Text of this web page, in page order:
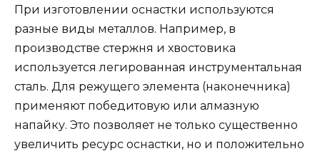
При изготовлении оснастки используются
разные виды металлов. Например, в
производстве стержня и хвостовика
используется легированная инструментальная
сталь. Для режущего элемента (наконечника)
применяют победитовую или алмазную
напайку. Это позволяет не только существенно
увеличить ресурс оснастки, но и положительно